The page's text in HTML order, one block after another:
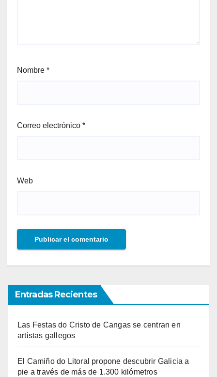
Nombre *
Correo electrónico *
Web
Entradas Recientes
Las Festas do Cristo de Cangas se centran en
artistas gallegos
El Camiño do Litoral propone descubrir Galicia a
pie a través de más de 1.300 kilómetros